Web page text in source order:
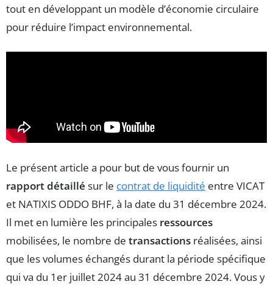
tout en développant un modèle d’économie circulaire
pour réduire l’impact environnemental.
Le présent article a pour but de vous fournir un
rapport détaillé sur le contrat de liquidité entre VICAT
et NATIXIS ODDO BHF, à la date du 31 décembre 2024.
Il met en lumière les principales ressources
mobilisées, le nombre de transactions réalisées, ainsi
que les volumes échangés durant la période spécifique
qui va du 1er juillet 2024 au 31 décembre 2024. Vous y